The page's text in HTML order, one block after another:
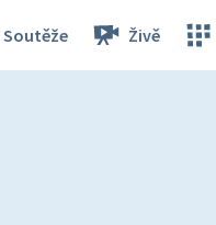
Soutěže Živě